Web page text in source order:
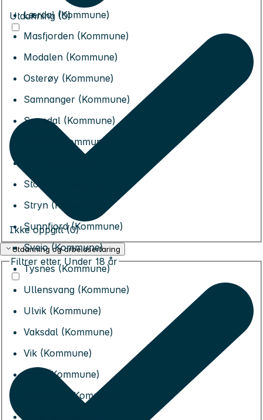
Lærdal (Kommune)
Masfjorden (Kommune)
Modalen (Kommune)
Osterøy (Kommune)
Samnanger (Kommune)
Sogndal (Kommune)
Solund (Kommune)
Stord (Kommune)
Stryn (Kommune)
Sunnfjord (Kommune)
Sveio (Kommune)
Tysnes (Kommune)
Ullensvang (Kommune)
Ulvik (Kommune)
Vaksdal (Kommune)
Vik (Kommune)
Voss (Kommune)
Øygarden (Kommune)
Utdanning (0)
Ikke oppgitt (0)
Utdanning og arbeidserfaring
Filtrer etter Under 18 år